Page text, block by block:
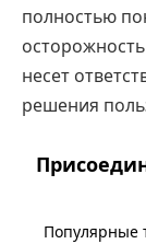
полностью
несет
решения
Популярные